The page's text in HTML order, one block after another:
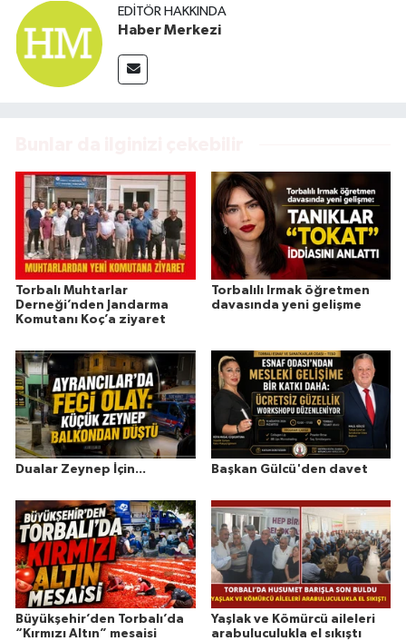
EDITÖR HAKKINDA
Haber Merkezi
Torbalı Muhtarlar
Derneği’nden Jandarma
Komutanı Koç’a ziyaret
Torbalılı Irmak öğretmen
davasında yeni gelişme
Dualar Zeynep İçin... Başkan Gülcü'den davet
Büyükşehir’den Torbalı’da
“Kırmızı Altın” mesaisi
Yaşlak ve Kömürcü aileleri
arabuluculukla el sıkıştı